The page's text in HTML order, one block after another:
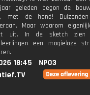
geleden begon de
met de hand!
Maar waarom
uit. In de sketch zien
een magieloze
18:45
NPO3